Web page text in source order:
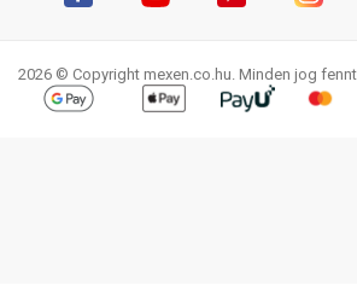
2026 © Copyright mexen.co.hu. Minden jog